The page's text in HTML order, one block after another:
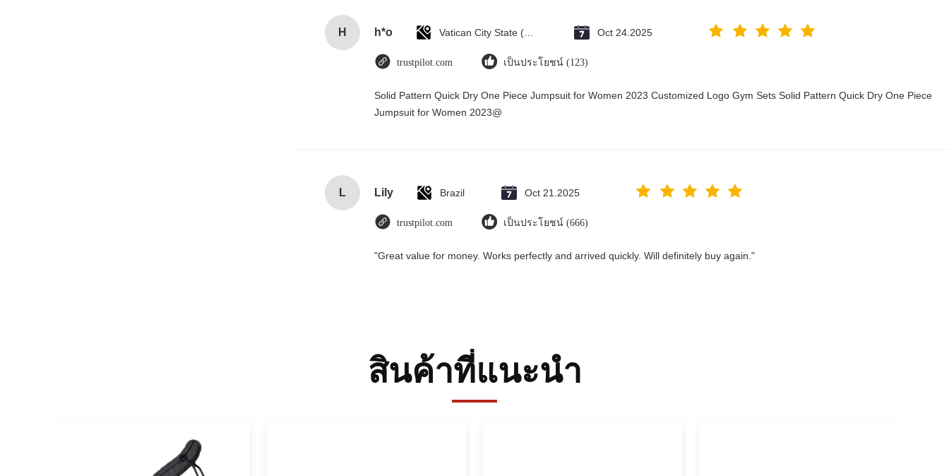
H h*o Oct 24.2025
trustpilot.com เป็นประโยชน์ (123)
Solid Pattern Quick Dry One Piece Jumpsuit for Women 2023 Customized Logo Gym Sets Solid Pattern Quick Dry One Piece
Jumpsuit for Women 2023@
L Lily Brazil Oct 21.2025
trustpilot.com เป็นประโยชน์ (666)
"Great value for money. Works perfectly and arrived quickly. Will definitely buy again."
สินค้าที่แนะนํา